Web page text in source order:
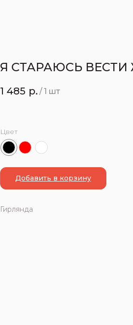
Я СТАРАЮСЬ
1 485 р. /1 шт
Цвет
Добавить в корзину
Гирлянда